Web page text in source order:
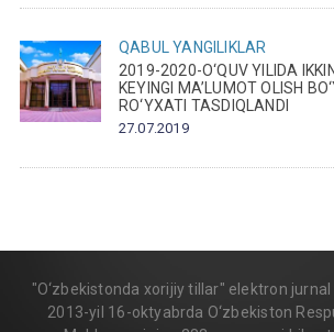
QABUL YANGILIKLAR
2019-2020-O‘QUV YILIDA
KEYINGI MA’LUMOT OLISH
RO‘YXATI TASDIQLANDI
27.07.2019
"O‘zbekistonda xorijiy tillar" elektron
2013-yil 16-oktyabrda O‘zbekiston